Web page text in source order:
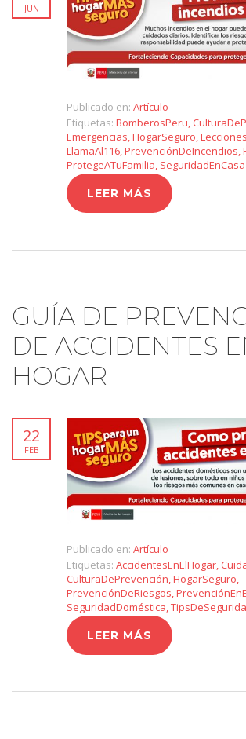
JUN
Publicado en: Artículo
Etiquetas: BomberosPeru,
Emergencias,HogarSeguro,
LlamaAl116,PrevenciónDeIncendios,
ProtegeATuFamilia, SeguridadEnCasa
LEER MÁS
GUÍA DE
DE ACCIDENTES
HOGAR
22
FEB
Publicado en: Artículo
Etiquetas: AccidentesEnElHogar
CulturaDePrevención HogarSeguro
PrevenciónDeRiesgos
SeguridadDoméstica
LEER MÁS